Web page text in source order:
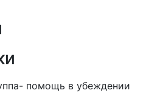
помощь в убеждении